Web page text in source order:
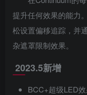
提升任何效果的能力
松设置偏移追踪，并
杂遮罩限制效果。
2023.5新增
BCC+超级LED